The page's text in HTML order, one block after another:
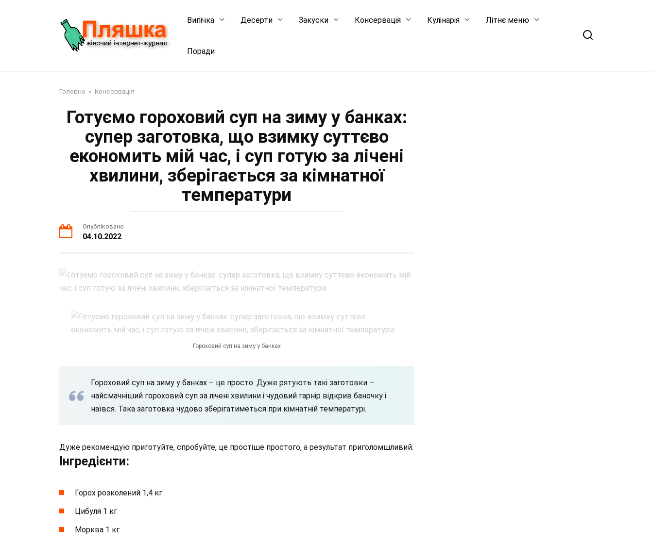
Випічка Десерти Закуски Консервація Кулінарія Літнє меню
Поради
Головна » Консервація
Готуємо гороховий суп на зиму у банках:
супер заготовка, що взимку суттєво
економить мій час, і суп готую за лічені
хвилини, зберігається за кімнатної
температури
Опубліковано
04.10.2022
Гороховий суп на зиму у банках
Гороховий суп на зиму у банках – це просто. Дуже рятують такі заготовки –
найсмачніший гороховий суп за лічені хвилини і чудовий гарнір відкрив баночку і
наївся. Така заготовка чудово зберігатиметься при кімнатній температурі.
Дуже рекомендую приготуйте, спробуйте, це простіше простого, а результат приголомшливий.
Інгредієнти:
Горох розколений 1,4 кг
Цибуля 1 кг
Морква 1 кг